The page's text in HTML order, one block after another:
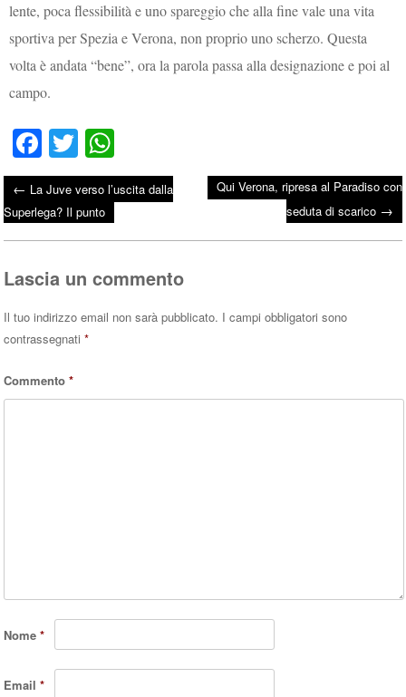
lente, poca flessibilità e uno spareggio che alla fine vale una vita
sportiva per Spezia e Verona, non proprio uno scherzo. Questa
volta è andata “bene”, ora la parola passa alla designazione e poi al
campo.
Fa
ce
bo
ok
T
wi
tte
r
ha
ts
A
Post navigation
← La Juve verso l’uscita dalla
Superlega? Il punto
Qui Verona, ripresa al Paradiso con
seduta di scarico →
Lascia un commento
Il tuo indirizzo email non sarà pubblicato. I campi obbligatori sono
contrassegnati*
Commento*
Nome*
Email*